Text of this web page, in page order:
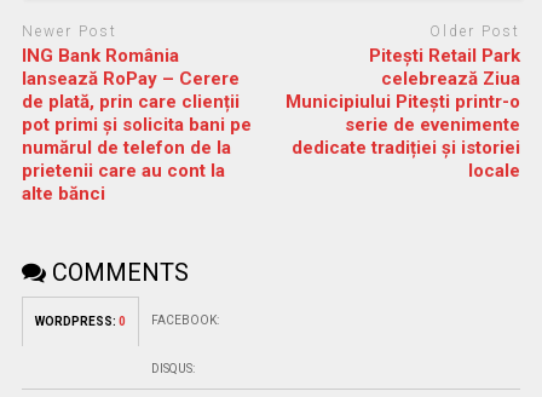
Newer Post
ING Bank România
lansează RoPay – Cerere
de plată, prin care clienții
pot primi și solicita bani pe
numărul de telefon de la
prietenii care au cont la
alte bănci
Older Post
Pitești Retail Park
celebrează Ziua
Municipiului Pitești printr-o
serie de evenimente
dedicate tradiției și istoriei
locale
COMMENTS
WORDPRESS: 0 FACEBOOK:
DISQUS: